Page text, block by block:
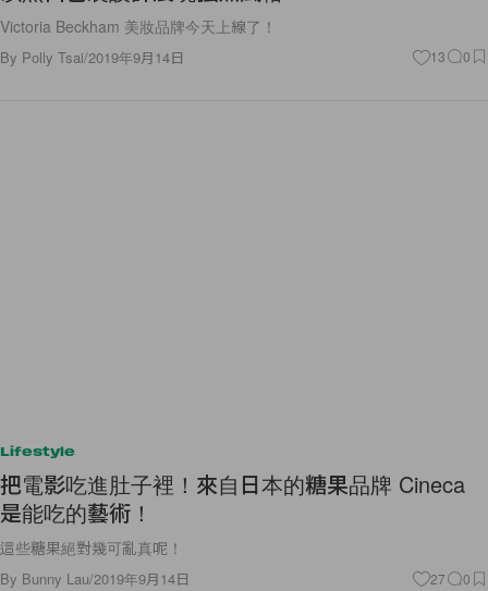
Victoria Beckham 美妝品牌今天上線了！
By Polly Tsai/2019年9月14日 13 0
Lifestyle
把電影吃進肚子裡！來自日本的糖果品牌 Cineca
是能吃的藝術！
這些糖果絕對幾可亂真呢！
By Bunny Lau/2019年9月14日 27 0